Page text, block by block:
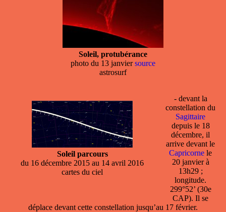
Soleil, protubérance
photo du 13 janviersource
astrosurf
Soleil parcours
du 16 décembre 2015 au 14 avril 2016
cartes du ciel
- devant la
constellation du
Sagittaire
depuis le 18
décembre, il
arrive devant le
Capricorne le
20 janvier à
13h29 ;
longitude.
299°52’ (30e
CAP). Il se
déplace devant cette constellation jusqu’au 17 février.